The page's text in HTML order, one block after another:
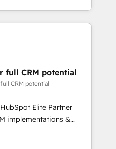
Together, we
Unlock your
team brings over a
table, along with deep
committed to helping
solutions that fit
We are thrilled to have
leading the
Their years
the HubSpot
full CRM potential
CRM potential
Elite Partner
implementations &
and AI-ready Website